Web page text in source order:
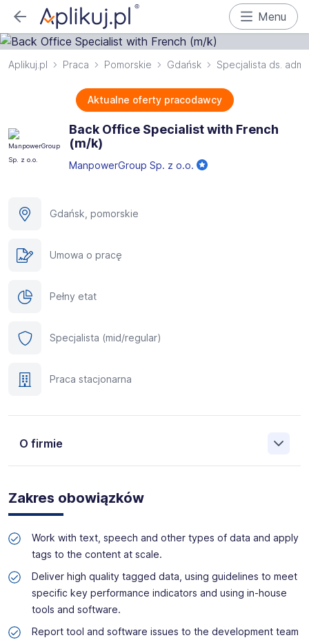
Menu
Aplikuj.pl Praca Pomorskie Gdańsk Specjalista ds.
Aktualne oferty pracodawcy
Back Office Specialist with French
(m/k)
ManpowerGroup Sp. z o.o.
Gdańsk, pomorskie
Umowa o pracę
Pełny etat
Specjalista (mid/regular)
Praca stacjonarna
O firmie
o ponad 70-letnim doświadczeniu, działająca w 82
krajach. Na polskim rynku jesteśmy od 2001 roku i obecnie
posiadamy prawie 35 oddziałów w całym kraju. Naszym
celem jest otwieranie przed kandydatami nowych
możliwości, pomoc w znalezieniu pracy odpowiadającej
ich kwalifikacjom i doświadczeniu. Więcej informacji na
temat Manpower znajduje się na www.manpower.pl
Skontaktuj się z nami - to nic nie kosztuje, możesz za to
Zakres obowiązków
Work with text, speech and other types of data and apply
tags to the content at scale.
Deliver high quality tagged data, using guidelines to meet
specific key performance indicators and using in-house
tools and software.
Report tool and software issues to the development team